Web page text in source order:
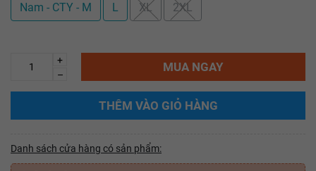
Nam - CTY - M L XL 2XL
+
–
MUA NGAY
THÊM VÀO GIỎ HÀNG
Danh sách cửa hàng có sản phẩm: